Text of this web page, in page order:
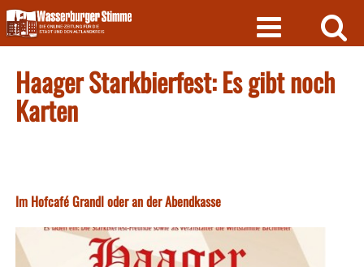
Skip
to
content
Haager Starkbierfest: Es gibt noch
Karten
Im Hofcafé Grandl oder an der Abendkasse